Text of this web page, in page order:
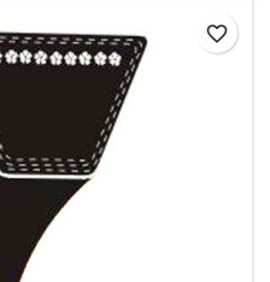
favorite_border